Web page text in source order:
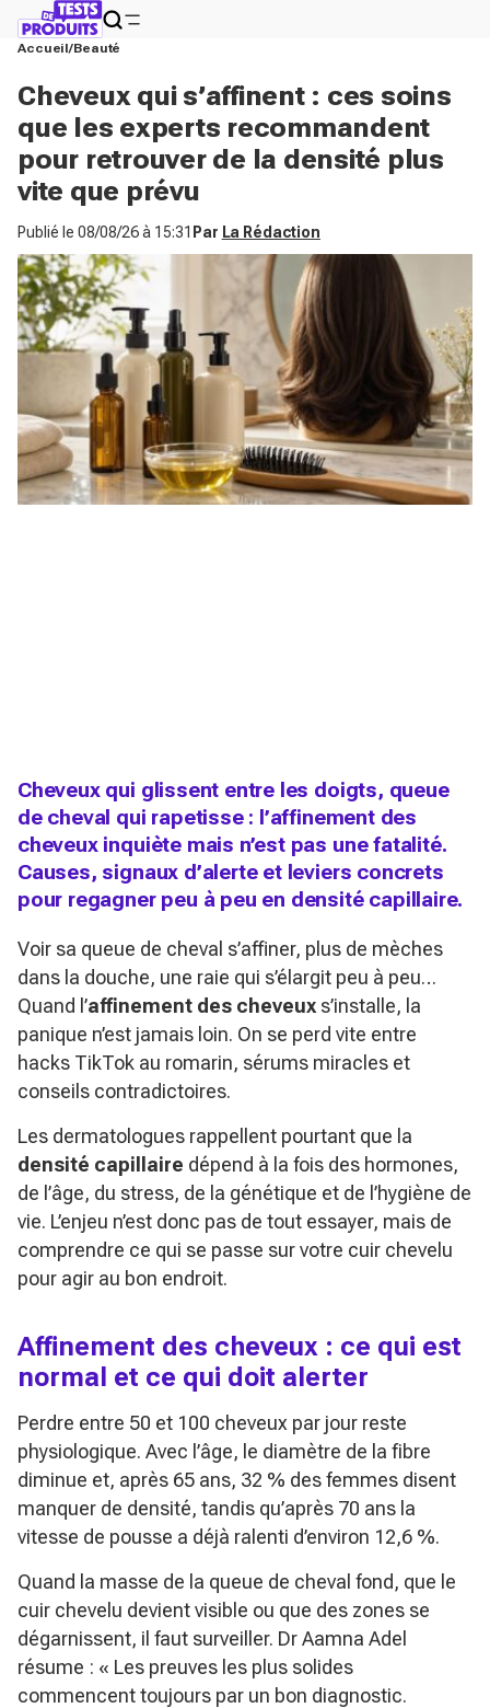
Accueil Beauté
Cheveux qui s’affinent : ces soins
que les experts recommandent
pour retrouver de la densité plus
vite que prévu
Publié le 08/08/26 à 15:31 Par La Rédaction
Cheveux qui glissent entre les doigts, queue
de cheval qui rapetisse : l’affinement des
cheveux inquiète mais n’est pas une fatalité.
Causes, signaux d’alerte et leviers concrets
pour regagner peu à peu en densité capillaire.
Voir sa queue de cheval s’affiner, plus de mèches
dans la douche, une raie qui s’élargit peu à peu…
Quand l’affinement des cheveux s’installe, la
panique n’est jamais loin. On se perd vite entre
hacks TikTok au romarin, sérums miracles et
conseils contradictoires.
Les dermatologues rappellent pourtant que la
densité capillaire dépend à la fois des hormones,
de l’âge, du stress, de la génétique et de l’hygiène de
vie. L’enjeu n’est donc pas de tout essayer, mais de
comprendre ce qui se passe sur votre cuir chevelu
pour agir au bon endroit.
Affinement des cheveux : ce qui est
normal et ce qui doit alerter
Perdre entre 50 et 100 cheveux par jour reste
physiologique. Avec l’âge, le diamètre de la fibre
diminue et, après 65 ans, 32 % des femmes disent
manquer de densité, tandis qu’après 70 ans la
vitesse de pousse a déjà ralenti d’environ 12,6 %.
Quand la masse de la queue de cheval fond, que le
cuir chevelu devient visible ou que des zones se
dégarnissent, il faut surveiller. Dr Aamna Adel
résume : « Les preuves les plus solides
commencent toujours par un bon diagnostic.